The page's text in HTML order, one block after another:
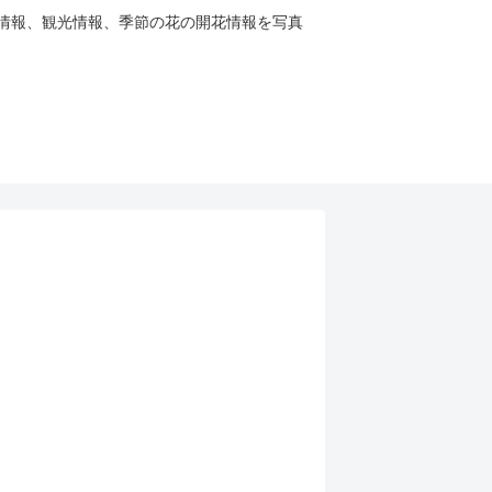
報、観光情報、季節の花の開花情報を写真